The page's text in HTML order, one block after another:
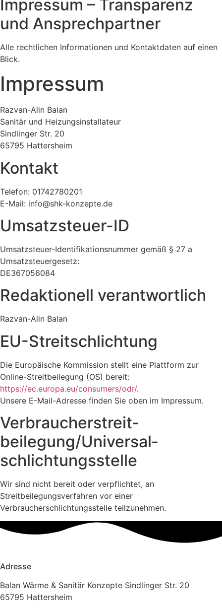
Impressum – Transparenz
und Ansprechpartner
Alle rechtlichen Informationen und Kontaktdaten auf einen
Blick.
Impressum
Razvan-Alin Balan
Sanitär und Heizungsinstallateur
Sindlinger Str. 20
65795 Hattersheim
Kontakt
Telefon: 01742780201
E-Mail: info@shk-konzepte.de
Umsatzsteuer-ID
Umsatzsteuer-Identifikationsnummer gemäß § 27 a
Umsatzsteuergesetz:
DE367056084
Redaktionell verantwortlich
Razvan-Alin Balan
EU-Streitschlichtung
Die Europäische Kommission stellt eine Plattform zur
Online-Streitbeilegung (OS) bereit:
https://ec.europa.eu/consumers/odr/.
Unsere E-Mail-Adresse finden Sie oben im Impressum.
Verbraucher­streit­
beilegung/Universal­
schlichtungs­stelle
Wir sind nicht bereit oder verpflichtet, an
Streitbeilegungsverfahren vor einer
Verbraucherschlichtungsstelle teilzunehmen.
Adresse
Balan Wärme & Sanitär Konzepte Sindlinger Str. 20
65795 Hattersheim